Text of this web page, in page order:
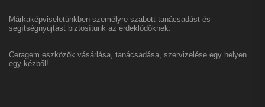
Márkaképviseletünkben személyre szabott tanácsadást és
segítségnyújtást biztosítunk az érdeklődőknek.
Ceragem eszközök vásárlása, tanácsadása, szervizelése egy helyen
egy kézből!